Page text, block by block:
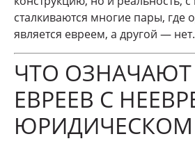
сталкиваются многие пары, где
является евреем, а другой — нет.
ЧТО ОЗНАЧАЮТ
ЕВРЕЕВ С